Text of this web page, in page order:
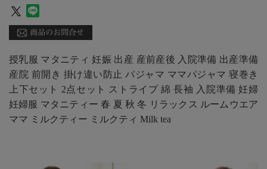
授乳服 マタニティ 妊娠 出産 産前産後 入院準備 出産準備
産院 前開き 掛け違い防止 パジャマ ママパジャマ 寝巻き
上下セット 2点セット ストライプ 綿 長袖 入院準備 妊婦
妊婦服 マタニティー 春 夏 秋 冬 リラックス ルームウエア
ママ ミルクティー ミルクティ Milk tea